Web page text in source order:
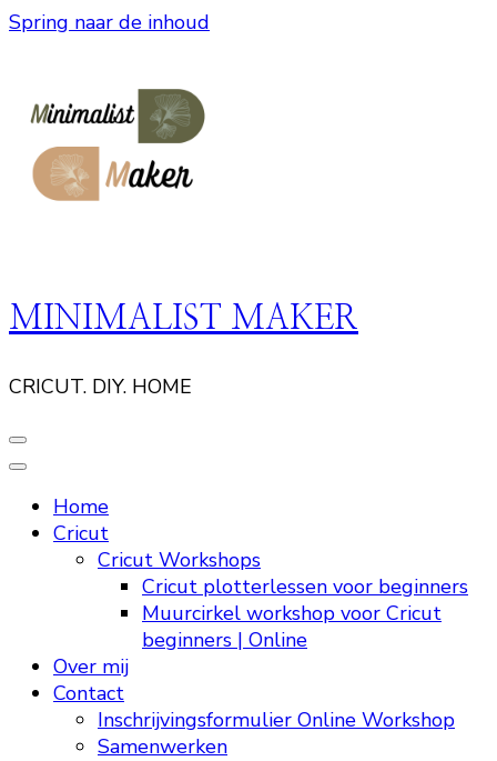
Spring naar de inhoud
MINIMALIST MAKER
CRICUT. DIY. HOME
Home
Cricut
Cricut Workshops
Cricut plotterlessen voor beginners
Muurcirkel workshop voor Cricut
beginners | Online
Over mij
Contact
Inschrijvingsformulier Online Workshop
Samenwerken